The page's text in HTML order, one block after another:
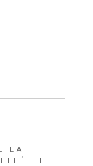
LA
ET